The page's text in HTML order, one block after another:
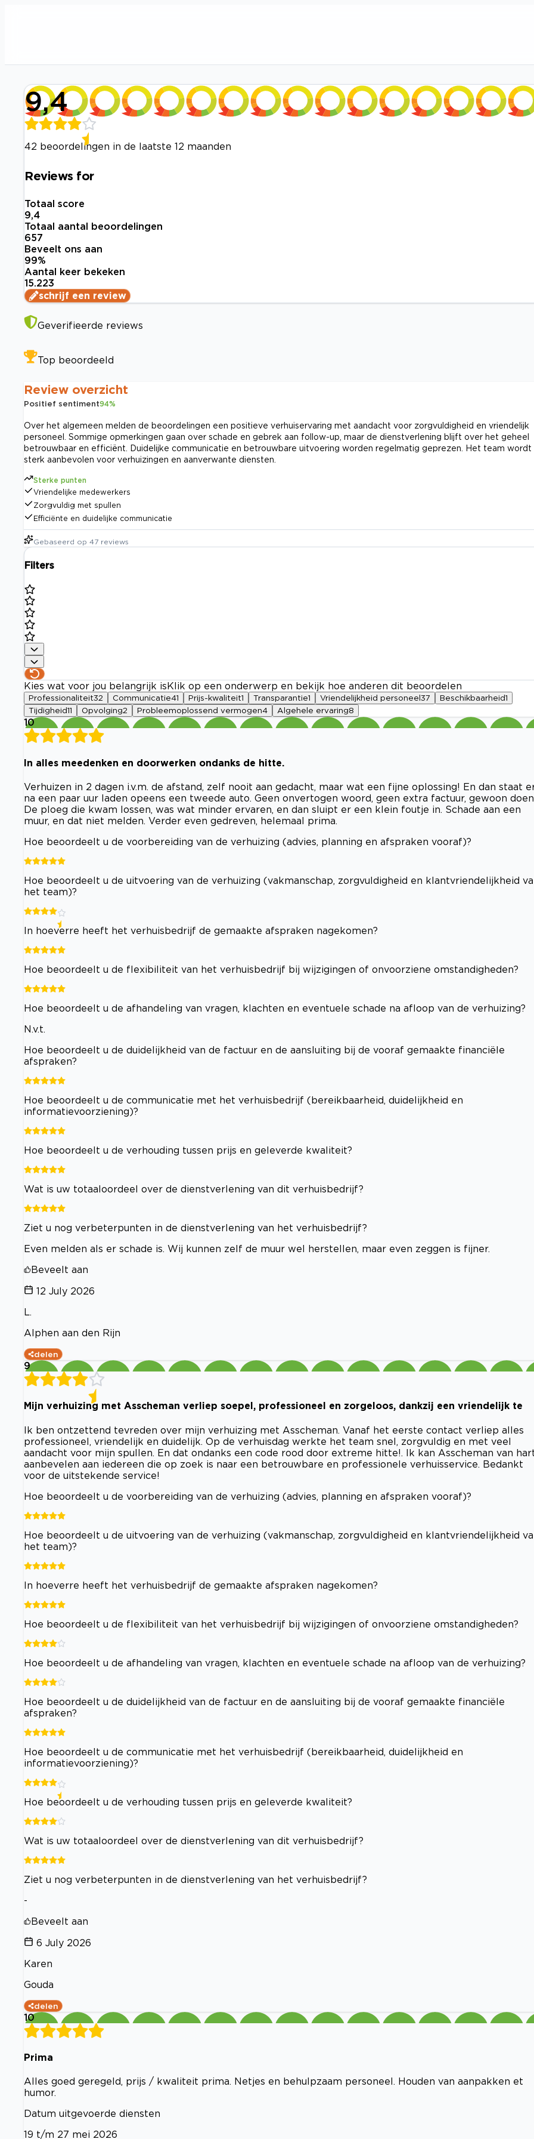
9,4
42 beoordelingen in de laatste 12 maanden
Reviews for
Totaal score
9,4
Totaal aantal beoordelingen
657
Beveelt ons aan
99%
Aantal keer bekeken
15.223
schrijf een review
Geverifieerde reviews
Top beoordeeld
Review overzicht
Positief sentiment94%
Over het algemeen melden de beoordelingen een positieve verhuiservaring met aandacht voor zorgvuldigheid en vriendelijk
personeel. Sommige opmerkingen gaan over schade en gebrek aan follow-up, maar de dienstverlening blijft over het geheel
betrouwbaar en efficiënt. Duidelijke communicatie en betrouwbare uitvoering worden regelmatig geprezen. Het team wordt
sterk aanbevolen voor verhuizingen en aanverwante diensten.
Sterke punten
Vriendelijke medewerkers
Zorgvuldig met spullen
Efficiënte en duidelijke communicatie
Gebaseerd op 47 reviews
Filters
Kies wat voor jou belangrijk is Klik op een onderwerp en bekijk hoe anderen dit beoordelen
Professionaliteit32 Communicatie41 Prijs-kwaliteit1 Transparantie1 Vriendelijkheid personeel 37 Beschikbaarheid1
Tijdigheid11 Opvolging2 Probleemoplossend vermogen4 Algehele ervaring8
10
In alles meedenken en doorwerken ondanks de hitte.
Verhuizen in 2 dagen i.v.m. de afstand, zelf nooit aan gedacht, maar wat een fijne oplossing! En dan staat
na een paar uur laden opeens een tweede auto. Geen onvertogen woord, geen extra factuur, gewoon
De ploeg die kwam lossen, was wat minder ervaren, en dan sluipt er een klein foutje in. Schade aan een
muur, en dat niet melden. Verder even gedreven, helemaal prima.
Hoe beoordeelt u de voorbereiding van de verhuizing (advies, planning en afspraken vooraf)?
Hoe beoordeelt u de uitvoering van de verhuizing (vakmanschap, zorgvuldigheid en klantvriendelijkheid
het team)?
In hoeverre heeft het verhuisbedrijf de gemaakte afspraken nagekomen?
Hoe beoordeelt u de flexibiliteit van het verhuisbedrijf bij wijzigingen of onvoorziene omstandigheden?
Hoe beoordeelt u de afhandeling van vragen, klachten en eventuele schade na afloop van de verhuizing?
N.v.t.
Hoe beoordeelt u de duidelijkheid van de factuur en de aansluiting bij de vooraf gemaakte financiële
afspraken?
Hoe beoordeelt u de communicatie met het verhuisbedrijf (bereikbaarheid, duidelijkheid en
informatievoorziening)?
Hoe beoordeelt u de verhouding tussen prijs en geleverde kwaliteit?
Wat is uw totaaloordeel over de dienstverlening van dit verhuisbedrijf?
Ziet u nog verbeterpunten in de dienstverlening van het verhuisbedrijf?
Even melden als er schade is. Wij kunnen zelf de muur wel herstellen, maar even zeggen is fijner.
Beveelt aan
12 July 2026
L.
Alphen aan den Rijn
delen
9
Mijn verhuizing met Asscheman verliep soepel, professioneel en zorgeloos, dankzij een vriendelijk te
Ik ben ontzettend tevreden over mijn verhuizing met Asscheman. Vanaf het eerste contact verliep alles
professioneel, vriendelijk en duidelijk. Op de verhuisdag werkte het team snel, zorgvuldig en met veel
aandacht voor mijn spullen. En dat ondanks een code rood door extreme hitte!. Ik kan Asscheman van
aanbevelen aan iedereen die op zoek is naar een betrouwbare en professionele verhuisservice. Bedankt
voor de uitstekende service!
Hoe beoordeelt u de voorbereiding van de verhuizing (advies, planning en afspraken vooraf)?
Hoe beoordeelt u de uitvoering van de verhuizing (vakmanschap, zorgvuldigheid en klantvriendelijkheid
het team)?
In hoeverre heeft het verhuisbedrijf de gemaakte afspraken nagekomen?
Hoe beoordeelt u de flexibiliteit van het verhuisbedrijf bij wijzigingen of onvoorziene omstandigheden?
Hoe beoordeelt u de afhandeling van vragen, klachten en eventuele schade na afloop van de verhuizing?
Hoe beoordeelt u de duidelijkheid van de factuur en de aansluiting bij de vooraf gemaakte financiële
afspraken?
Hoe beoordeelt u de communicatie met het verhuisbedrijf (bereikbaarheid, duidelijkheid en
informatievoorziening)?
Hoe beoordeelt u de verhouding tussen prijs en geleverde kwaliteit?
Wat is uw totaaloordeel over de dienstverlening van dit verhuisbedrijf?
Ziet u nog verbeterpunten in de dienstverlening van het verhuisbedrijf?
-
Beveelt aan
6 July 2026
Karen
Gouda
delen
10
Prima
Alles goed geregeld, prijs / kwaliteit prima. Netjes en behulpzaam personeel. Houden van aanpakken et
humor.
Datum uitgevoerde diensten
19 t/m 27 mei 2026